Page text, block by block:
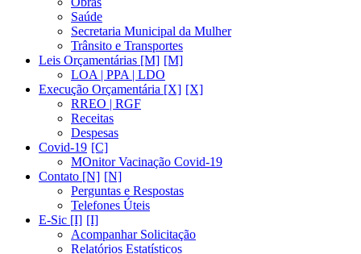
Saúde
Secretaria Municipal da Mulher
Trânsito e Transportes
Leis Orçamentárias [M]
LOA | PPA | LDO
Execução Orçamentária [X]
RREO | RGF
Receitas
Despesas
Covid-19
MOnitor Vacinação Covid-19
Contato [N]
Perguntas e Respostas
Telefones Úteis
E-Sic [I]
Acompanhar Solicitação
Relatórios Estatísticos